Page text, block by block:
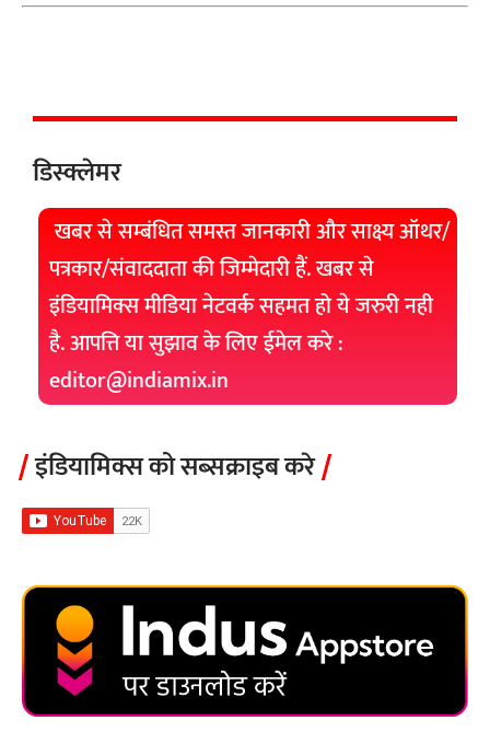
डिस्क्लेमर
खबर से सम्बंधित समस्त जानकारी और साक्ष्य ऑथर/
पत्रकार/संवाददाता की जिम्मेदारी हैं. खबर से
इंडियामिक्स मीडिया नेटवर्क सहमत हो ये जरुरी नही
है. आपत्ति या सुझाव के लिए ईमेल करे :
editor@indiamix.in
इंडियामिक्स को सब्सक्राइब करे